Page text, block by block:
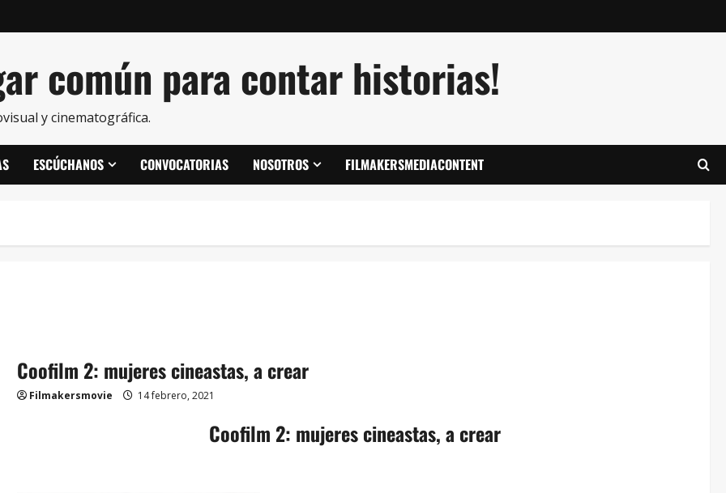
común para contar historias!
y cinematográfica.
ESCÚCHANOS CONVOCATORIAS NOSOTROS FILMAKERSMEDIACONTENT
Coofilm 2: mujeres cineastas, a crear
Filmakersmovie 14 febrero, 2021
Coofilm 2: mujeres cineastas, a crear